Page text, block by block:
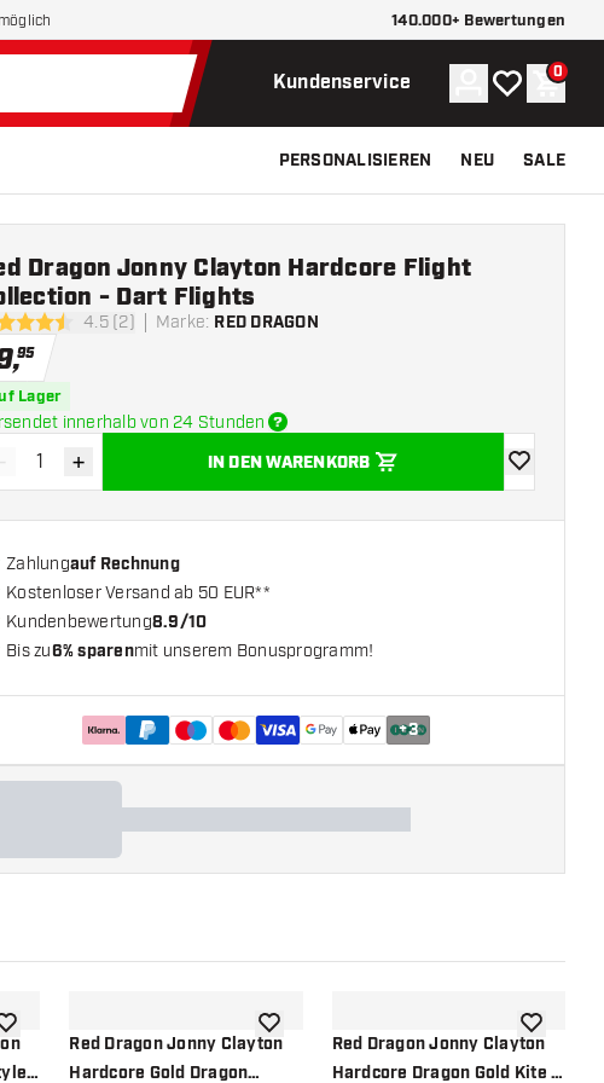
möglich 140.000+ Bewertungen
Kundenservice Konto
Meine 0
PERSONALISIEREN NEU SALE
Bewertungssterne
4.5 (2) Marke: RED DRAGON
Dragon Jonny Clayton Hardcore Flight
- Dart Flights
,95
Lager
innerhalb von 24 Stunden
Menge verringernMenge erhöhen
+ IN DEN WARENKORB
Zur
Zahlungauf Rechnung
Kostenloser Versand ab 50 EUR**
Kundenbewertung8.9/10
Bis zu6% sparenmit unserem Bonusprogramm!
+3
Wunschliste hinzufügen
Red Dragon Jonny Clayton
Hardcore Gold Dragon
Zur Wunschliste hinzufügen
Red Dragon Jonny Clayton
Hardcore Dragon Gold Kite -
Zur